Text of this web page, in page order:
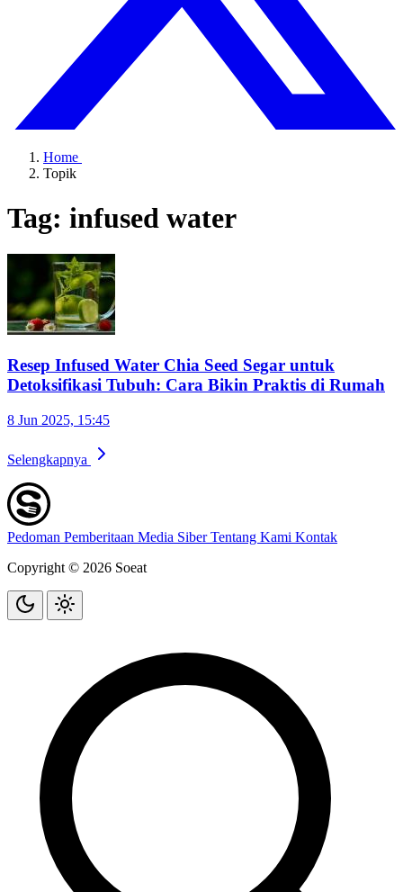
Home
Topik
Tag: infused water
Resep Infused Water Chia Seed Segar untuk
Detoksifikasi Tubuh: Cara Bikin Praktis di Rumah
8 Jun 2025, 15:45
Selengkapnya
Pedoman Pemberitaan Media SiberTentang Kami Kontak
Copyright © 2026 Soeat